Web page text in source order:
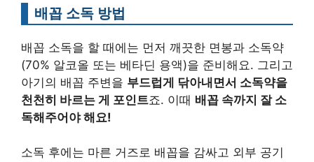
배꼽 소독 방법
배꼽 소독을 할 때에는 먼저 깨끗한 면봉과 소독약
(70% 알코올 또는 베타딘 용액)을 준비해요. 그리고
아기의 배꼽 주변을 부드럽게 닦아내면서 소독약을
천천히 바르는 게 포인트죠. 이때 배꼽 속까지 잘 소
독해주어야 해요!
소독 후에는 마른 거즈로 배꼽을 감싸고 외부 공기